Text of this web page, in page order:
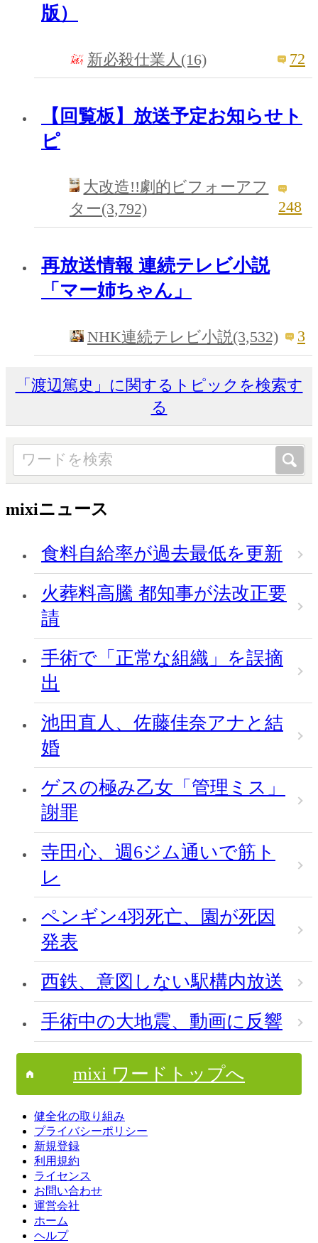
版）
新必殺仕業人(16) 72
【回覧板】放送予定お知らせト
ピ
大改造!!劇的ビフォーアフ
ター(3,792)
248
再放送情報 連続テレビ小説
「マー姉ちゃん」
NHK連続テレビ小説(3,532) 3
「渡辺篤史」に関するトピックを検索す
る
mixiニュース
食料自給率が過去最低を更新
火葬料高騰 都知事が法改正要
請
手術で「正常な組織」を誤摘
出
池田直人、佐藤佳奈アナと結
婚
ゲスの極み乙女「管理ミス」
謝罪
寺田心、週6ジム通いで筋ト
レ
ペンギン4羽死亡、園が死因
発表
西鉄、意図しない駅構内放送
手術中の大地震、動画に反響
mixi ワードトップへ
健全化の取り組み
プライバシーポリシー
新規登録
利用規約
ライセンス
お問い合わせ
運営会社
ホーム
ヘルプ